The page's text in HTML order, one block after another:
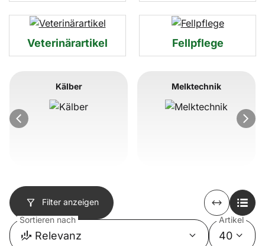
Veterinärartikel Fellpflege
Artikel überspringen
Kälber Melktechnik
Filter anzeigen
Sortieren nach
Relevanz
Artikel
40